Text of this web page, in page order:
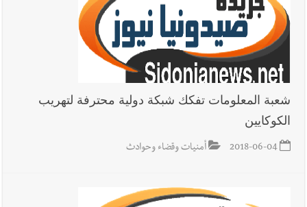
شعبة المعلومات تفكك شبكة دولية محترفة لتهريب
الكوكايين
2018-06-04 أمنيات وقضاء وحوادث